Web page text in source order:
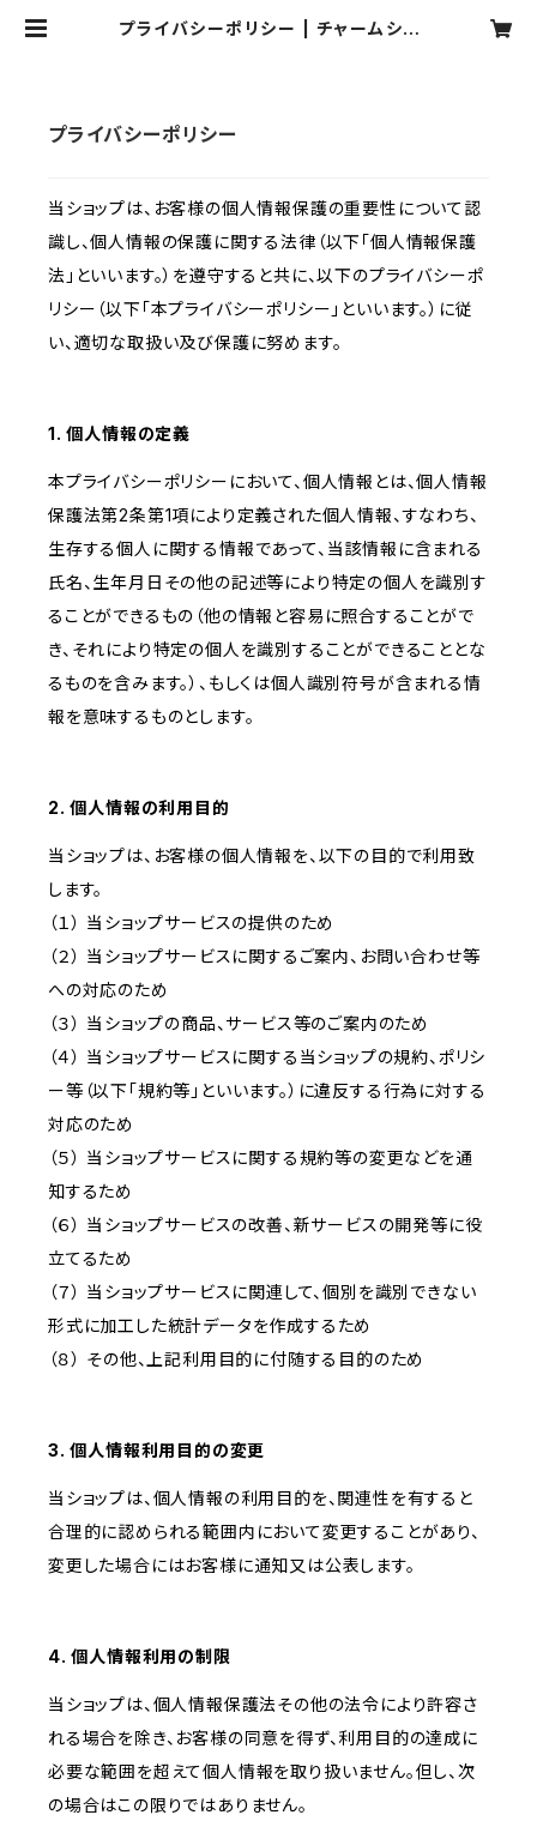
プライバシーポリシー | チャームショ
プライバシーポリシー
当ショップは、お客様の個人情報保護の重要性について認
識し、個人情報の保護に関する法律（以下「個人情報保護
法」といいます。）を遵守すると共に、以下のプライバシーポ
リシー（以下「本プライバシーポリシー」といいます。）に従
い、適切な取扱い及び保護に努めます。
1. 個人情報の定義
本プライバシーポリシーにおいて、個人情報とは、個人情報
保護法第2条第1項により定義された個人情報、すなわち、
生存する個人に関する情報であって、当該情報に含まれる
氏名、生年月日その他の記述等により特定の個人を識別す
ることができるもの（他の情報と容易に照合することがで
き、それにより特定の個人を識別することができることとな
るものを含みます。）、もしくは個人識別符号が含まれる情
報を意味するものとします。
2. 個人情報の利用目的
当ショップは、お客様の個人情報を、以下の目的で利用致
します。
（１） 当ショップサービスの提供のため
（２） 当ショップサービスに関するご案内、お問い合わせ等
への対応のため
（３） 当ショップの商品、サービス等のご案内のため
（４） 当ショップサービスに関する当ショップの規約、ポリシ
ー等（以下「規約等」といいます。）に違反する行為に対する
対応のため
（５） 当ショップサービスに関する規約等の変更などを通
知するため
（６） 当ショップサービスの改善、新サービスの開発等に役
立てるため
（７） 当ショップサービスに関連して、個別を識別できない
形式に加工した統計データを作成するため
（８） その他、上記利用目的に付随する目的のため
3. 個人情報利用目的の変更
当ショップは、個人情報の利用目的を、関連性を有すると
合理的に認められる範囲内において変更することがあり、
変更した場合にはお客様に通知又は公表します。
4. 個人情報利用の制限
当ショップは、個人情報保護法その他の法令により許容さ
れる場合を除き、お客様の同意を得ず、利用目的の達成に
必要な範囲を超えて個人情報を取り扱いません。但し、次
の場合はこの限りではありません。